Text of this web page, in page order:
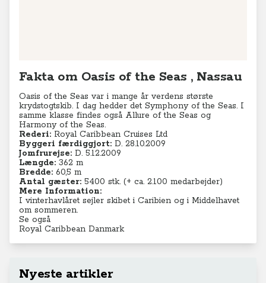
Fakta om Oasis of the Seas , Nassau
Oasis of the Seas var i mange år verdens største
krydstogtskib. I dag hedder det Symphony of the Seas. I
samme klasse findes også Allure of the Seas og
Harmony of the Seas.
Rederi: Royal Caribbean Cruises Ltd
Byggeri færdiggjort: D. 28.10.2009
Jomfrurejse: D. 5.12.2009
Længde: 362 m
Bredde: 60,5 m
Antal gæster: 5400 stk. (+ ca. 2.100 medarbejder)
Mere Information:
I vinterhavlåret sejler skibet i Caribien og i Middelhavet
om sommeren.
Se også
Royal Caribbean Danmark
Nyeste artikler